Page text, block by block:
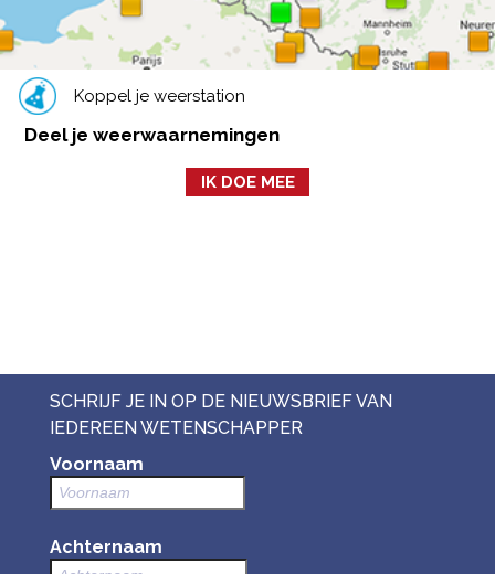
Koppel je weerstation
Deel je weerwaarnemingen
IK DOE MEE
SCHRIJF JE IN OP DE NIEUWSBRIEF VAN
IEDEREEN WETENSCHAPPER
Voornaam
Achternaam